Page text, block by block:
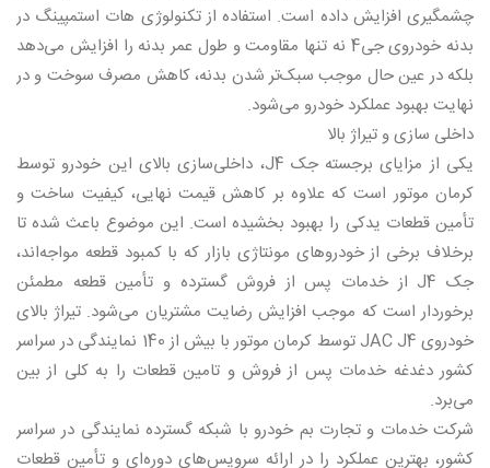
چشمگیری افزایش داده است. استفاده از تکنولوژی هات استمپینگ در
بدنه خودروی جی4 نه تنها مقاومت و طول عمر بدنه را افزایش می‌دهد
بلکه در عین حال موجب سبک‌تر شدن بدنه، کاهش مصرف سوخت و در
نهایت بهبود عملکرد خودرو می‌شود.
داخلی سازی و تیراژ بالا
یکی از مزایای برجسته جک J4، داخلی‌سازی بالای این خودرو توسط
کرمان موتور است که علاوه بر کاهش قیمت نهایی، کیفیت ساخت و
تأمین قطعات یدکی را بهبود بخشیده است. این موضوع باعث شده تا
برخلاف برخی از خودروهای مونتاژی بازار که با کمبود قطعه مواجه‌اند،
جک J4 از خدمات پس از فروش گسترده و تأمین قطعه مطمئن
برخوردار است که موجب افزایش رضایت مشتریان می‌شود. تیراژ بالای
خودروی JAC J4 توسط کرمان موتور با بیش از 140 نمایندگی در سراسر
کشور دغدغه خدمات پس از فروش و تامین قطعات را به کلی از بین
می‌برد.
شرکت خدمات و تجارت بم خودرو با شبکه گسترده نمایندگی در سراسر
کشور، بهترین عملکرد را در ارائه سرویس‌های دوره‌ای و تأمین قطعات